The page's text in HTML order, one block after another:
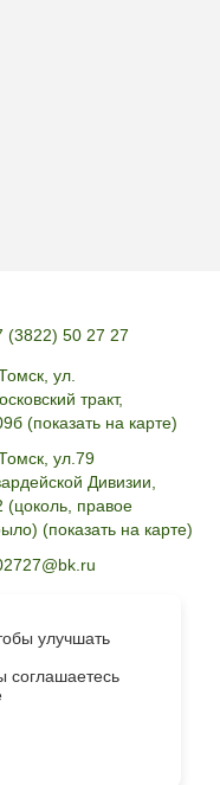
(3822) 50 27 27
ул.
тракт,
(показать на карте)
Томск, ул.79
Дивизии,
(цоколь, правое
(показать на карте)
персональных
улучшать
соглашаетесь